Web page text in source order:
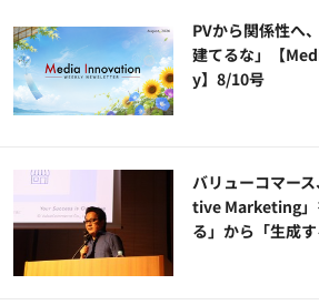
PVから関係性へ
建てるな」【
y】8/10号
バリューコマー
tive Marketing」
る」から「生成